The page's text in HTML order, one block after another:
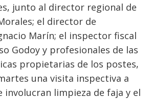
junto al director regional de
el director de
Marín; el inspector fiscal
Godoy y profesionales de las
propietarias de los postes,
una visita inspectiva a
involucran limpieza de faja y el